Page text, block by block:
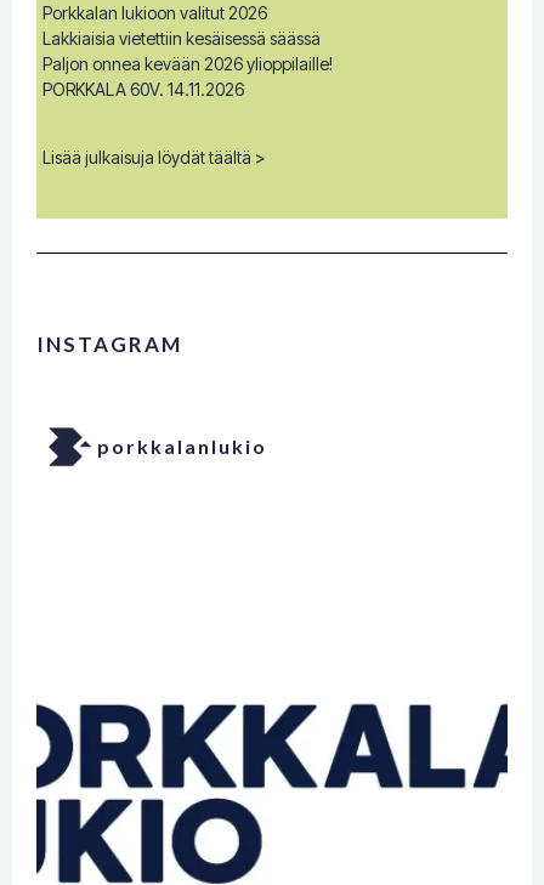
Porkkalan lukioon valitut 2026
Lakkiaisia vietettiin kesäisessä säässä
Paljon onnea kevään 2026 ylioppilaille!
PORKKALA 60V. 14.11.2026
Lisää julkaisuja löydät täältä >
INSTAGRAM
porkkalanlukio